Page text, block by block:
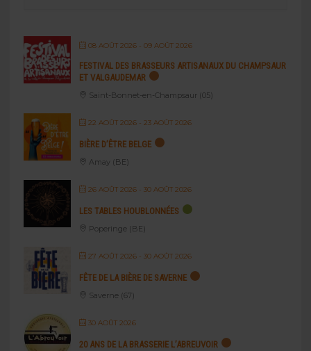
08 AOÛT 2026- 09 AOÛT 2026
FESTIVAL DES BRASSEURS ARTISANAUX DU CHAMPSAUR
ET VALGAUDEMAR
Saint-Bonnet-en-Champsaur (05)
22 AOÛT 2026- 23 AOÛT 2026
BIÈRE D’ÊTRE BELGE
Amay (BE)
26 AOÛT 2026- 30 AOÛT 2026
LES TABLES HOUBLONNÉES
Poperinge (BE)
27 AOÛT 2026- 30 AOÛT 2026
FÊTE DE LA BIÈRE DE SAVERNE
Saverne (67)
30 AOÛT 2026
20 ANS DE LA BRASSERIE L’ABREUVOIR